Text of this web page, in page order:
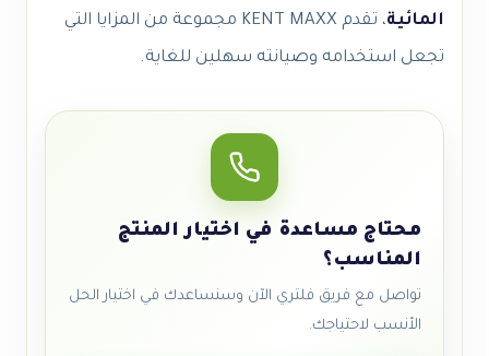
المائية
، تقدم KENT MAXX مجموعة من المزايا التي
تجعل استخدامه وصيانته سهلين للغاية.
محتاج مساعدة في اختيار المنتج
المناسب؟
تواصل مع فريق فلتري الآن وسنساعدك في اختيار الحل
الأنسب لاحتياجك.